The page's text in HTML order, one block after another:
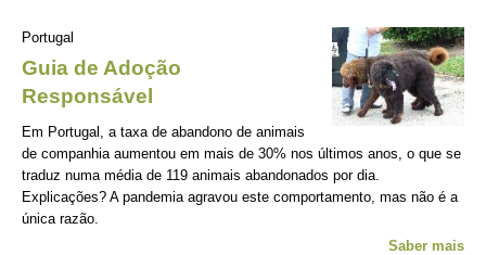
Portugal
Guia de Adoção
Responsável
Em Portugal, a taxa de abandono de animais
de companhia aumentou em mais de 30% nos últimos anos, o que se
traduz numa média de 119 animais abandonados por dia.
Explicações? A pandemia agravou este comportamento, mas não é a
única razão.
Saber mais